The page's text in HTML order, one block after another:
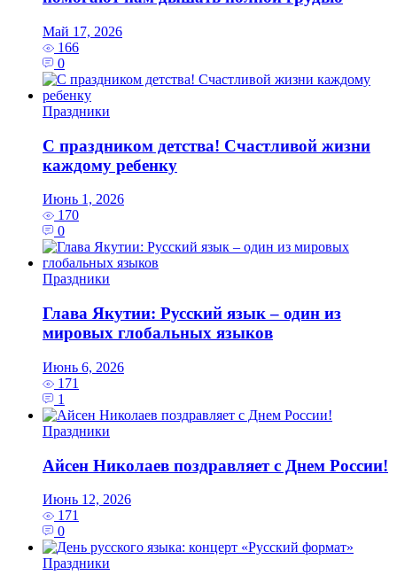
Май 17, 2026
166
0
Праздники
С праздником детства! Счастливой жизни
каждому ребенку
Июнь 1, 2026
170
0
Праздники
Глава Якутии: Русский язык – один из
мировых глобальных языков
Июнь 6, 2026
171
1
Праздники
Айсен Николаев поздравляет с Днем России!
Июнь 12, 2026
171
0
Праздники